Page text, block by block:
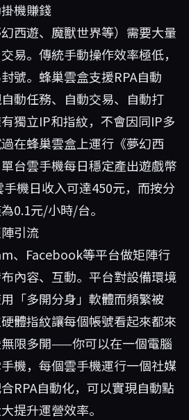
機賺錢
西遊、魔獸世界等）需要大量
易。傳統手動操作效率極低，
號。蜂巢雲盒支援RPA自動
動任務、自動交易、自動打
獨立IP和指紋，不會因同IP多
在蜂巢雲盒上運行《夢幻西
台雲手機每日穩定產出遊戲幣
機日收入可達450元，而按分
0.1元/小時/台。
引流
、Facebook等平台做矩陣行
內容、互動。平台對設備環境
「多開分身」軟體而頻繁被
體指紋讓每個帳號看起來都來
限多開——你可以在一個電腦
機，每個雲手機運行一個社媒
RPA自動化，可以實現自動點
提升運營效率。